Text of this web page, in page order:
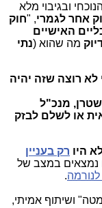
ובגיבוי מלא
אחר לגמרי, "חוק
האישיים
מה שהוא (נתי
לא רוצה שזה יהיה
שטרן, מנכ"ל
או לשלם לבזק
היו רק בעניין
נמצאים במצב של
.
ושיתוף אמיתי,